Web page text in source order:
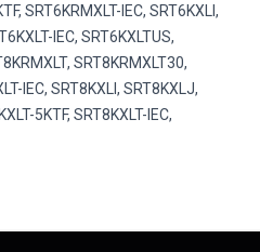
SRT6KRMXLT-IEC, SRT6KXLI,
IEC, SRT6KXLTUS,
SRT8KRMXLT30,
IEC, SRT8KXLI, SRT8KXLJ,
5KTF, SRT8KXLT-IEC,